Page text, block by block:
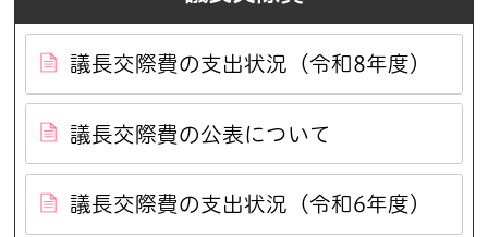
議長交際費の支出状況（令和8年度）
議長交際費の公表について
議長交際費の支出状況（令和6年度）